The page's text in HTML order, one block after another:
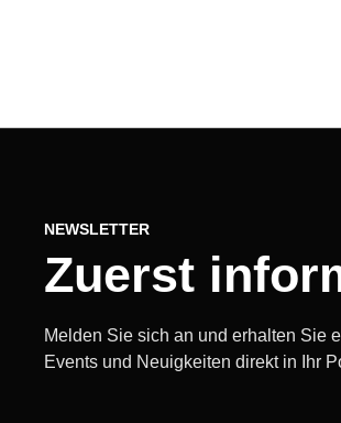
NEWSLETTER
Zuerst
Melden Sie sich an und erhalten Sie
Events und Neuigkeiten direkt in Ihr